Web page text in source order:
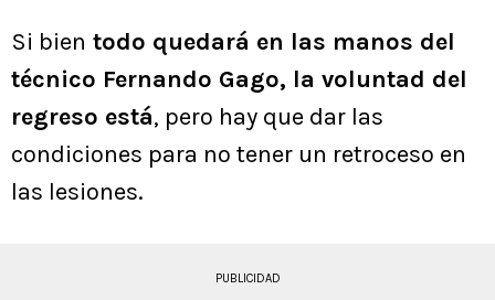
Si bien todo quedará en las manos del
técnico Fernando Gago, la voluntad del
regreso está, pero hay que dar las
condiciones para no tener un retroceso en
las lesiones.
PUBLICIDAD